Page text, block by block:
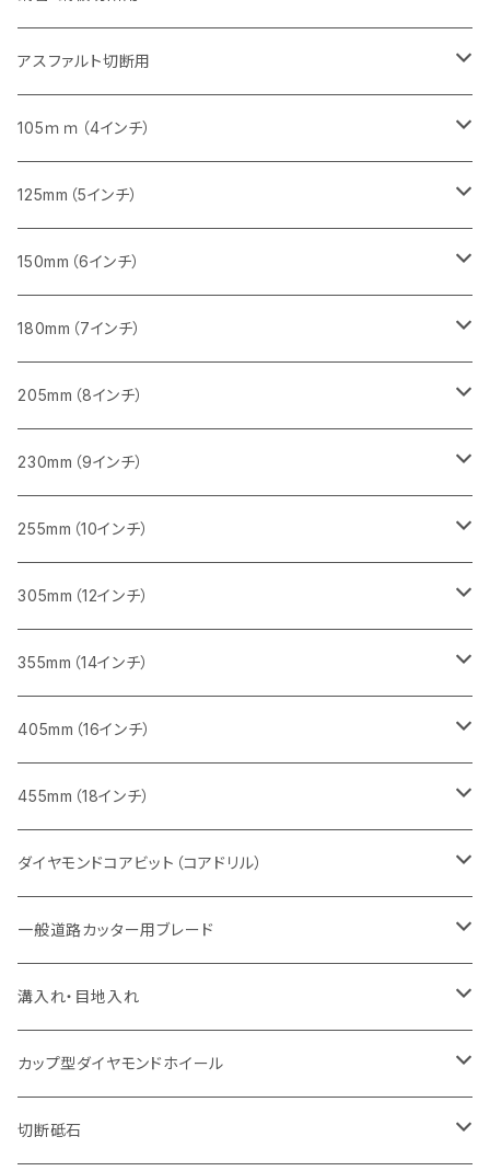
セグメントタイプ（一般道路カッター用
セグメント（一般道路カッター用
埋設鋳鉄管工事対応タイプ
セグメント（特殊凸凹加工チップ）
セグメント
セグメント（特殊凸凹加工チップ）
405mm（16インチ）
セグメント
セグメント（一般道路カッター用
473mm（18インチ）
セグメント（一般道路カッター用
セグメントタイプ
305mm（12インチ）
セグメント
セグメント（特殊凸凹加工チップ）
355mm（14インチ）
セグメント
セグメント（特殊凸凹加工チップ）
405mm（16インチ）
セグメントタイプ
砥石（補強綱入り）
砥石（補強綱入り）
355mm（14インチ）
砥石（補強綱入り）
305mm（12インチ）
砥石（補強綱入り）
355mm（14インチ）
砥石（補強綱入り）
アスファルト切断用
255ｍｍ（10インチ）
一般道路カッター用
305ｍｍ（12インチ）
一般道路カッター用
355ｍｍ（14インチ）
一般道路カッター用
405mm（16インチ）
一般道路カッター用
455ｍｍ（18インチ）
一般道路カッター用
105ｍｍ（4インチ）
タイル切断用
みかげ石（御影石）切断用
コンクリート切断用
ブロック切断用
レンガ切断用
インターロッキング切断用
鋳鉄管切断用
ヒューム管・U字溝切断用
125mm（5インチ）
タイル切断用
みかげ石（御影石）切断用
コンクリート切断用
ブロック切断用
レンガ切断用
インターロッキング切断用
鋳鉄管切断用
ヒューム管・U字溝切断用
FRP切断用
塩ビ管・キッチンパネル切断用
大理石
150mm（6インチ）
みかげ石（御影石）切断用
コンクリート切断用
ブロック切断用
レンガ切断用
インターロッキング切断用
鋳鉄管切断用
ヒューム管・U字溝切断用
180mm（7インチ）
みかげ石（御影石）切断用
コンクリート切断用
ブロック切断用
レンガ切断用
インターロッキング切断用
鋳鉄管切断用
ヒューム管・U字溝切断用
205mm（8インチ）
みかげ石（御影石）切断用
コンクリート切断用
ブロック切断用
レンガ切断用
インターロッキング切断用
鋳鉄管切断用
ヒューム管・U字溝切断用
230mm（9インチ）
みかげ石（御影石）切断用
コンクリート切断用
ブロック切断用
レンガ切断用
インターロッキング切断用
鋳鉄管切断用
ヒューム管・U字溝切断用
255mm（10インチ）
コンクリート切断用
一般道路カッター用
ブロック切断用
レンガ切断用
インターロッキング切断用
一般道路カッター用
ヒューム管・U字溝切断用
アスファルト切断用
一般道路カッター用
305mm（12インチ）
みかげ石（御影石）切断用
セグメント
セグメント（特殊凹凸加工チップ
鉄筋コンクリート切断用
セグメントタイプ
コンクリート切断用
セグメント
セグメント（特殊凸凹加工チップ
ブロック切断用
セグメント
セグメント（特殊凸凹加工チップ
レンガ切断用
セグメント
セグメント（特殊凸凹加工チップ
インターロッキング切断用
セグメントタイプ
一般道路カッター用
鋳鉄管切断用
セグメントタイプ
ヒューム管・U字溝切断用
355mm（14インチ）
みかげ石（御影石）切断用
セグメント
セグメント（特殊凸凹加工チップ
鉄筋コンクリート切断用
セグメントタイプ
コンクリート切断用
セグメント
セグメント（特殊凸凹加工チップ
ブロック切断用
セグメント
セグメント（特殊凸凹加工チップ
レンガ切断用
セグメント
セグメント（特殊凸凹加工チップ
インターロッキング切断用
セグメントタイプ
鋳鉄管切断用
405mm（16インチ）
みかげ石（御影石）切断用
セグメントタイプ
コンクリート切断用
セグメントタイプ
一般道路カッター用
鉄筋コンクリート切断用
セグメントタイプ
インターロッキング切断用
セグメントタイプ
一般道路カッター用
鋳鉄管切断用
セグメントタイプ
ヒューム管・U字溝切断用
455mm（18インチ）
道路コンクリート切断用
道路アスファルト切断用
ダイヤモンドコアビット（コアドリル）
Aロット
有効長 250mm
有効長 370mm
Ｃロット
有効長 250mm
M27
有効長 250mm
一般道路カッター用ブレード
道路（アスファルト用）
255mm（10インチ）
305mm（12インチ）
道路（コンクリート舗装面）
255mm（10インチ）
道路（アス・コン兼用）
溝入れ・目地入れ
V型チップ
ストレート型チップ
カップ型ダイヤモンドホイール
100mm（4インチ）
切断砥石